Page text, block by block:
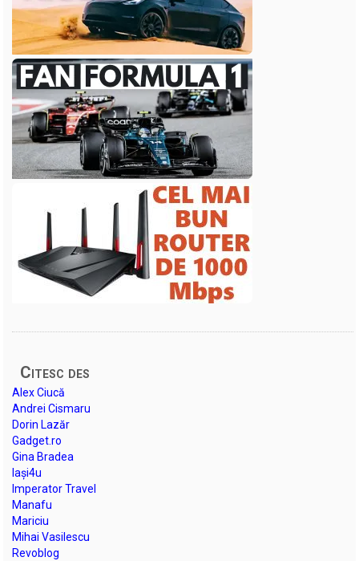
Citesc des
Alex Ciucă
Andrei Cismaru
Dorin Lazăr
Gadget.ro
Gina Bradea
Iași4u
Imperator Travel
Manafu
Mariciu
Mihai Vasilescu
Revoblog